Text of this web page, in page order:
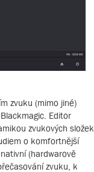
zvuku (mimo jiné)
Editor
zvukových složek,
o komfortnější
(hardwarově
zvuku, k